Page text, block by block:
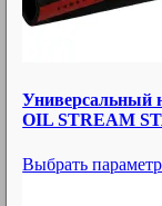
Универсальный
OIL STREAM
Выбрать